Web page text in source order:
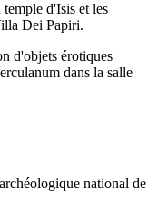
d'Isis et les
Dei Papiri.
d'objets érotiques
dans la salle
national de